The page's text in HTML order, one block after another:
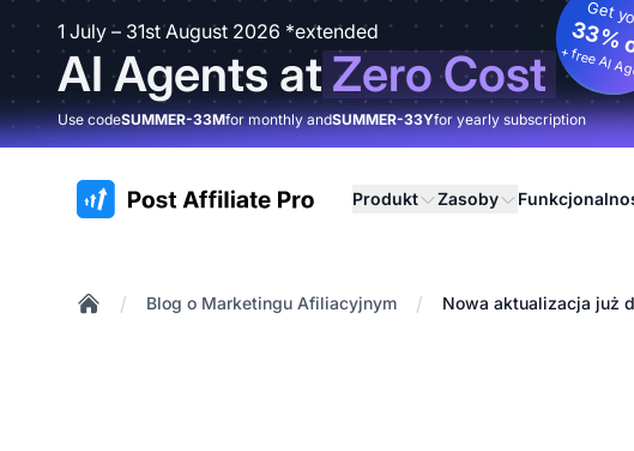
1 July – 31st August 2026 *extended
AI Agents atZero Cost
Get
33%
+ free AI
Use codeSUMMER-33Mfor monthly andSUMMER-33Yfor yearly subscription
:site.title Produkt Zasoby
/ Blog o Marketingu Afiliacyjnym / Nowa aktualizacja już